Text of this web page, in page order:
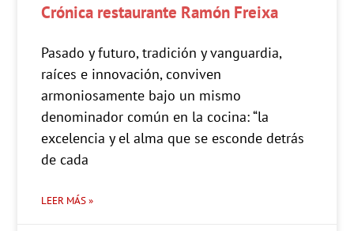
Crónica restaurante Ramón Freixa
Pasado y futuro, tradición y vanguardia,
raíces e innovación, conviven
armoniosamente bajo un mismo
denominador común en la cocina: “la
excelencia y el alma que se esconde detrás
de cada
LEER MÁS »